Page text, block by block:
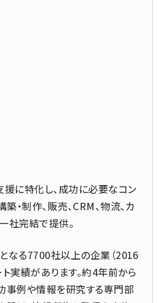
援に特化し、成功に必要なコン
築・制作、販売、CRM、物流、カ
社完結で提供。
なる7700社以上の企業（2016
実績があります。約4年前から
事例や情報を研究する専門部